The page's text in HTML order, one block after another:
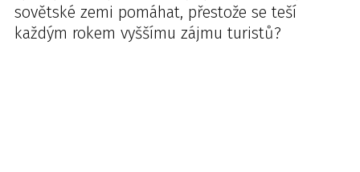
sovětské zemi pomáhat, přestože se teší
každým rokem vyššímu zájmu turistů?